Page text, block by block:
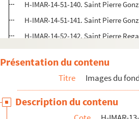
H-IMAR-14-51-140. Saint Pierre
H-IMAR-14-51-141. Saint Pierre
H-IMAR-14-52-142. Saint Pierre
H-IMAR-14-53-143. Saint Pierre
H-IMAR-14-54-144. Saint Pierre
H-IMAR-14-55-145. Saint Pierre
H-IMAR-14-55-146. Saint Pierre
H-IMAR-14-55-147. Saint Pierre
Présentation du contenu
Titre Images du
Description du contenu